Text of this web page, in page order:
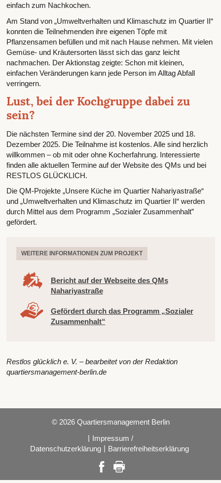
einfach zum Nachkochen.
Am Stand von „Umweltverhalten und Klimaschutz im Quartier II“
konnten die Teilnehmenden ihre eigenen Töpfe mit
Pflanzensamen befüllen und mit nach Hause nehmen. Mit vielen
Gemüse- und Kräutersorten lässt sich das ganz leicht
nachmachen. Der Aktionstag zeigte: Schon mit kleinen,
einfachen Veränderungen kann jede Person im Alltag Abfall
verringern.
Lust, bei der Kochgruppe dabei zu
sein?
Die nächsten Termine sind der 20. November 2025 und 18.
Dezember 2025. Die Teilnahme ist kostenlos. Alle sind herzlich
willkommen – ob mit oder ohne Kocherfahrung. Interessierte
finden alle aktuellen Termine auf der Website des QMs und bei
RESTLOS GLÜCKLICH.
Die QM-Projekte „Unsere Küche im Quartier Nahariyastraße“
und „Umweltverhalten und Klimaschutz im Quartier II“ werden
durch Mittel aus dem Programm „Sozialer Zusammenhalt”
gefördert.
WEITERE INFORMATIONEN ZUM PROJEKT
Bericht auf der Webseite des QMs
Nahariyastraße
Gefördert durch das Programm „Sozialer
Zusammenhalt“
Restlos glücklich e. V. – bearbeitet von der Redaktion
quartiersmanagement-berlin.de
© 2026 Quartiersmanagement Berlin
| Impressum /
Datenschutzerklärung | Barrierefreiheitserklärung